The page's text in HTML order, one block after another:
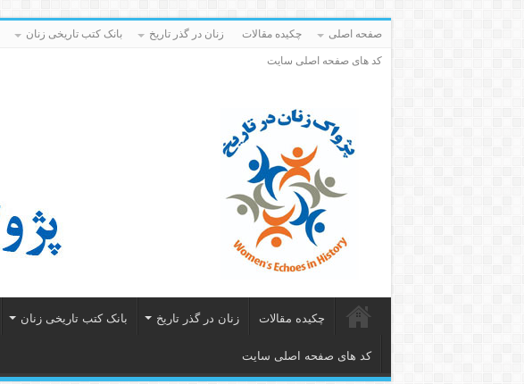
صفحه اصلی چکیده مقالات زنان در گذر تاریخ بانک کتب تاریخی زنان
کد های صفحه اصلی سایت
چکیده مقالات زنان در گذر تاریخ بانک کتب تاریخی زنان
کد های صفحه اصلی سایت